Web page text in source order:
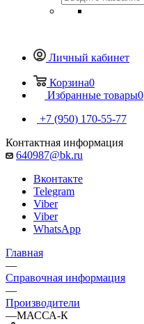
Личный кабинет
Корзина0
Избранные товары0
+7 (950) 170-55-77
Контактная информация
640987@bk.ru
Вконтакте
Telegram
Viber
Viber
WhatsApp
Главная
—
Справочная информация
—
Производители
—МАССА-К